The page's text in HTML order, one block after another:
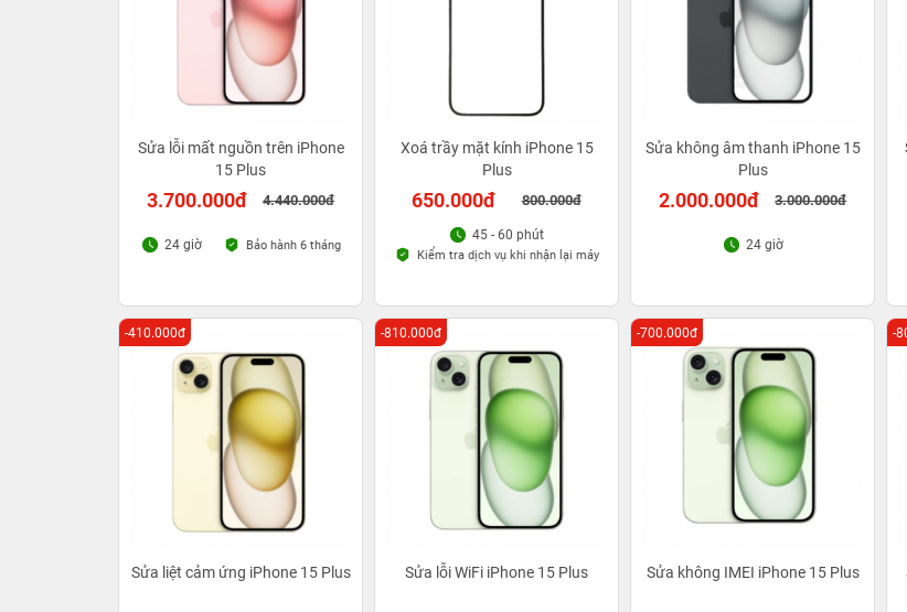
Sửa lỗi mất nguồn trên iPhone
15 Plus
3.700.000đ 4.440.000đ
24 giờ Bảo hành 6 tháng
Xoá trầy mặt kính iPhone 15
Plus
650.000đ 800.000đ
45 - 60 phút
Kiểm tra dịch vụ khi nhận lại máy
Sửa không âm thanh iPhone 15
Plus
2.000.000đ 3.000.000đ
24 giờ
Sửa liệt cảm ứng iPhone 15 Plus
-410.000đ
Sửa lỗi WiFi iPhone 15 Plus
-810.000đ
Sửa không IMEI iPhone 15 Plus
-700.000đ -